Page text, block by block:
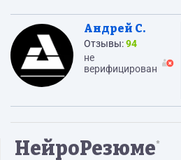
Андрей С.
Отзывы:94
не
верифицирован
НейроРезюме*